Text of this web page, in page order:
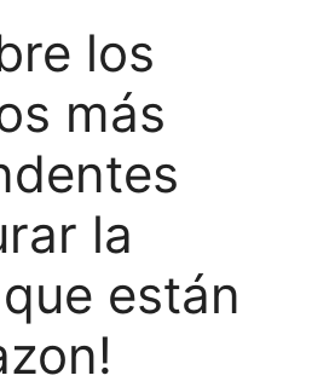
los
más
la
están